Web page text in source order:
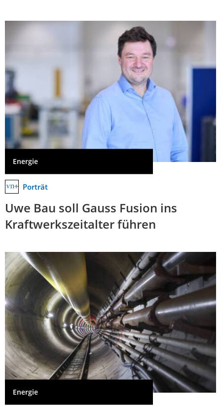
Energie
Porträt
Uwe Bau soll Gauss Fusion ins
Kraftwerkszeitalter führen
Energie